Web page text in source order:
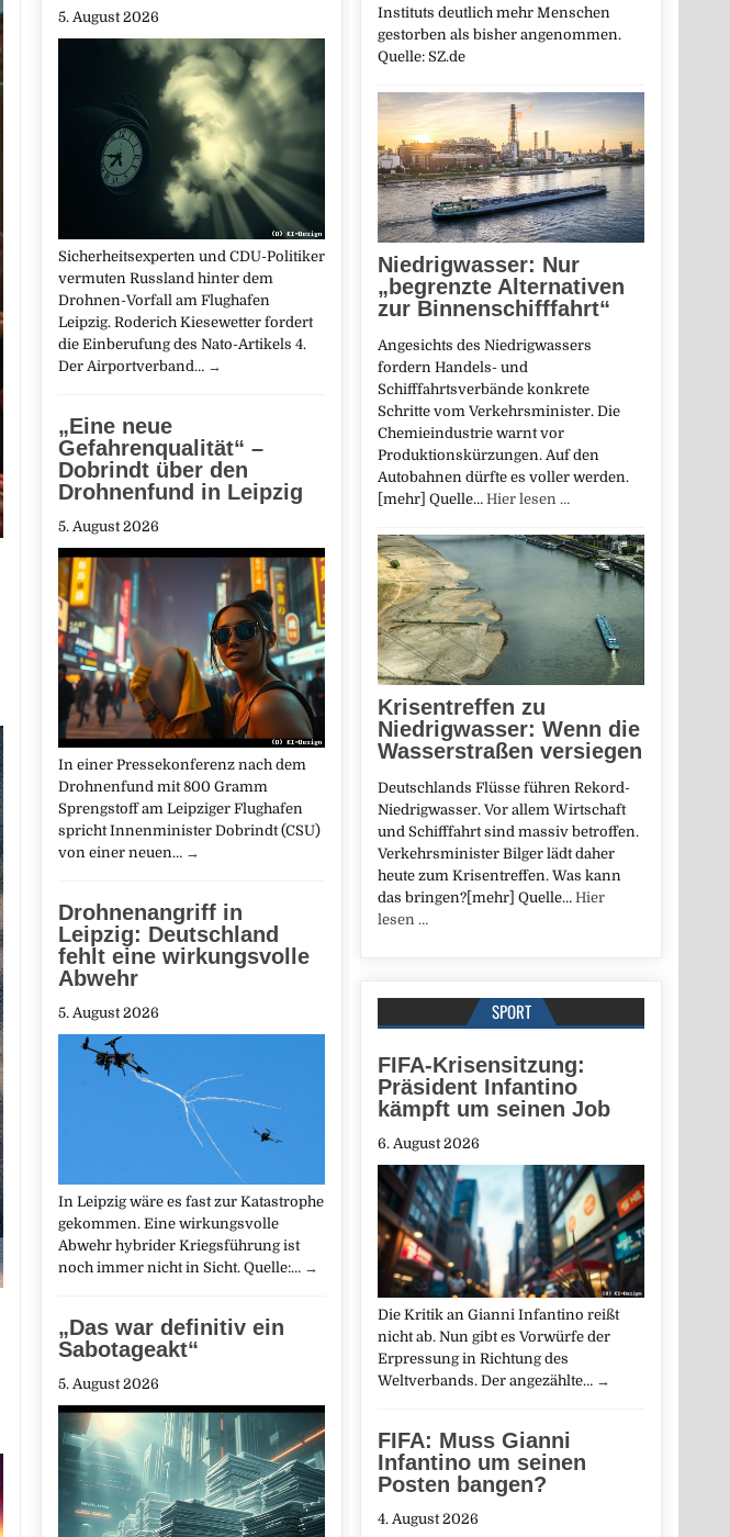
Instituts deutlich mehr Menschen
gestorben als bisher angenommen.
Quelle: SZ.de
Niedrigwasser: Nur
„begrenzte Alternativen
zur Binnenschifffahrt“
Angesichts des Niedrigwassers
fordern Handels- und
Schifffahrtsverbände konkrete
Schritte vom Verkehrsminister. Die
Chemieindustrie warnt vor
Produktionskürzungen. Auf den
Autobahnen dürfte es voller werden.
[mehr] Quelle… Hier lesen …
Krisentreffen zu
Niedrigwasser: Wenn die
Wasserstraßen versiegen
Deutschlands Flüsse führen Rekord-
Niedrigwasser. Vor allem Wirtschaft
und Schifffahrt sind massiv betroffen.
Verkehrsminister Bilger lädt daher
heute zum Krisentreffen. Was kann
das bringen?[mehr] Quelle… Hier
lesen …
SPORT
FIFA-Krisensitzung:
Präsident Infantino
kämpft um seinen Job
6. August 2026
Die Kritik an Gianni Infantino reißt
nicht ab. Nun gibt es Vorwürfe der
Erpressung in Richtung des
Weltverbands. Der angezählte… →
FIFA: Muss Gianni
Infantino um seinen
Posten bangen?
4. August 2026
5. August 2026
Sicherheitsexperten und CDU-Politiker
vermuten Russland hinter dem
Drohnen-Vorfall am Flughafen
Leipzig. Roderich Kiesewetter fordert
die Einberufung des Nato-Artikels 4.
Der Airportverband… →
„Eine neue
Gefahrenqualität“ –
Dobrindt über den
Drohnenfund in Leipzig
5. August 2026
In einer Pressekonferenz nach dem
Drohnenfund mit 800 Gramm
Sprengstoff am Leipziger Flughafen
spricht Innenminister Dobrindt (CSU)
von einer neuen… →
Drohnenangriff in
Leipzig: Deutschland
fehlt eine wirkungsvolle
Abwehr
5. August 2026
In Leipzig wäre es fast zur Katastrophe
gekommen. Eine wirkungsvolle
Abwehr hybrider Kriegsführung ist
noch immer nicht in Sicht. Quelle:… →
„Das war definitiv ein
Sabotageakt“
5. August 2026